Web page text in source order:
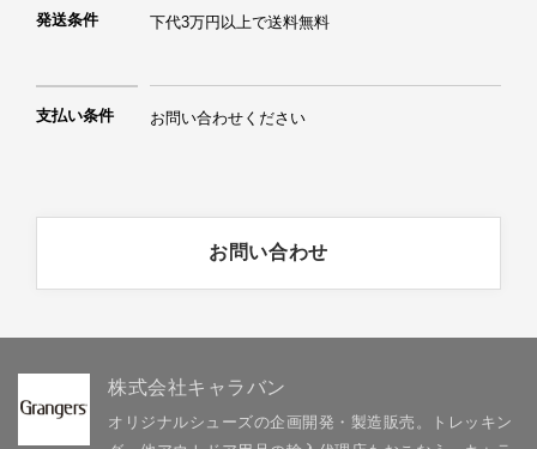
発送条件 下代3万円以上で送料無料
支払い条件 お問い合わせください
お問い合わせ
株式会社キャラバン
オリジナルシューズの企画開発・製造販売。トレッキン